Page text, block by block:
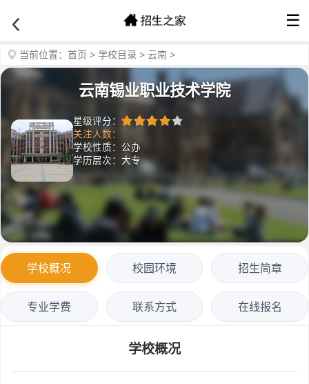
☰
当前位置： 首页 > 学校目录 > 云南 >
云南锡业职业技术学院
星级评分：
关注人数：
学校性质：公办
学历层次：大专
学校概况 校园环境 招生简章
专业学费 联系方式 在线报名
学校概况